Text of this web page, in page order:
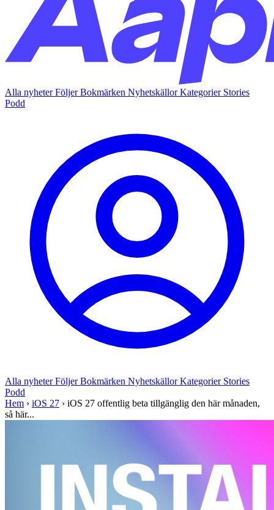
Alla nyheterFöljerBokmärken NyhetskällorKategorier Stories
Podd
Alla nyheterFöljerBokmärken NyhetskällorKategorier Stories
Podd
Hem › iOS 27 › iOS 27 offentlig beta tillgänglig den här månaden,
så här...